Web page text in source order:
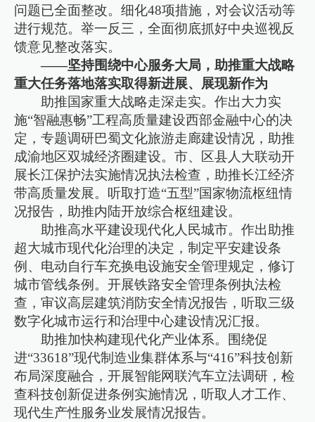
问题已全面整改。细化48项措施，对会议活动等
进行规范。举一反三，全面彻底抓好中央巡视反
馈意见整改落实。
——坚持围绕中心服务大局，助推重大战略
重大任务落地落实取得新进展、展现新作为
助推国家重大战略走深走实。作出大力实
施“智融惠畅”工程高质量建设西部金融中心的决
定，专题调研巴蜀文化旅游走廊建设情况，助推
成渝地区双城经济圈建设。市、区县人大联动开
展长江保护法实施情况执法检查，助推长江经济
带高质量发展。听取打造“五型”国家物流枢纽情
况报告，助推内陆开放综合枢纽建设。
助推高水平建设现代化人民城市。作出助推
超大城市现代化治理的决定，制定平安建设条
例、电动自行车充换电设施安全管理规定，修订
城市管线条例。开展铁路安全管理条例执法检
查，审议高层建筑消防安全情况报告，听取三级
数字化城市运行和治理中心建设情况汇报。
助推加快构建现代化产业体系。围绕促
进“33618”现代制造业集群体系与“416”科技创新
布局深度融合，开展智能网联汽车立法调研，检
查科技创新促进条例实施情况，听取人才工作、
现代生产性服务业发展情况报告。